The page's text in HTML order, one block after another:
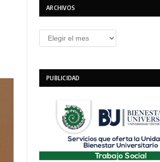
ARCHIVOS
Archivos
PUBLICIDAD